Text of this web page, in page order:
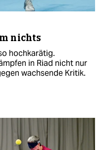
nichts
hochkarätig.
in Riad nicht nur
wachsende Kritik.